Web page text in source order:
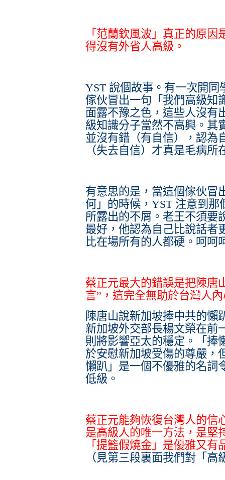
「范蘭欽風波」真正的原
得沒有外省人高級。
YST 說個故事。有一次開
傢伙冒出一句「我們高級知
面露不豫之色，這些人沒有
級知識分子當然不高興。其
並沒有錯（有自信），認為
（失去自信）才真是毛病所
有意思的是，當這個傢伙冒
何」的時候，YST 注意到
所露出的不屑。老王不須要
最好，他認為自己比說話者
比在場所有的人都硬。呵呵
蔡正元最大的錯誤是把陳唐
言”，這完全無助於台灣人
陳唐山說新加坡捧中共的懶
新加坡外交部長楊文榮在前
則將影響亞太的穩定。「捧
於安慰新加坡受傷的尊嚴，
懶趴」是一個不優雅的名詞
低級。
蔡正元能夠恢復台灣人的信
是高級人的唯一方法，是堅
「提籃假燒金」是優雅又有
（見第三段裏面我們對「